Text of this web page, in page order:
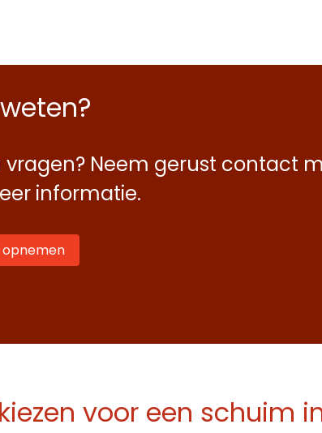
vragen? Neem gerust contact
informatie.
voor een schuim